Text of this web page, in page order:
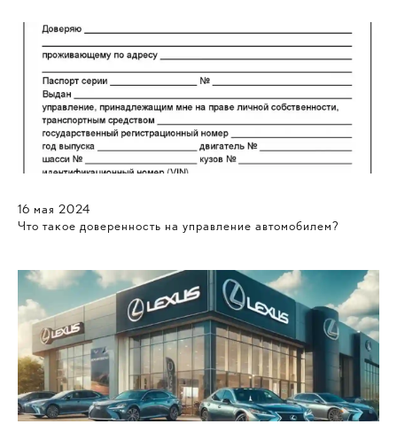
16 мая 2024
Что такое доверенность на управление автомобилем?